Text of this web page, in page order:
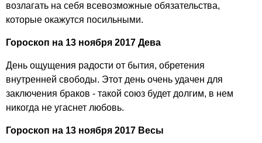
возлагать на себя всевозможные обязательства,
которые окажутся посильными.
Гороскоп на 13 ноября 2017 Дева
День ощущения радости от бытия, обретения
внутренней свободы. Этот день очень удачен для
заключения браков - такой союз будет долгим, в нем
никогда не угаснет любовь.
Гороскоп на 13 ноября 2017 Весы